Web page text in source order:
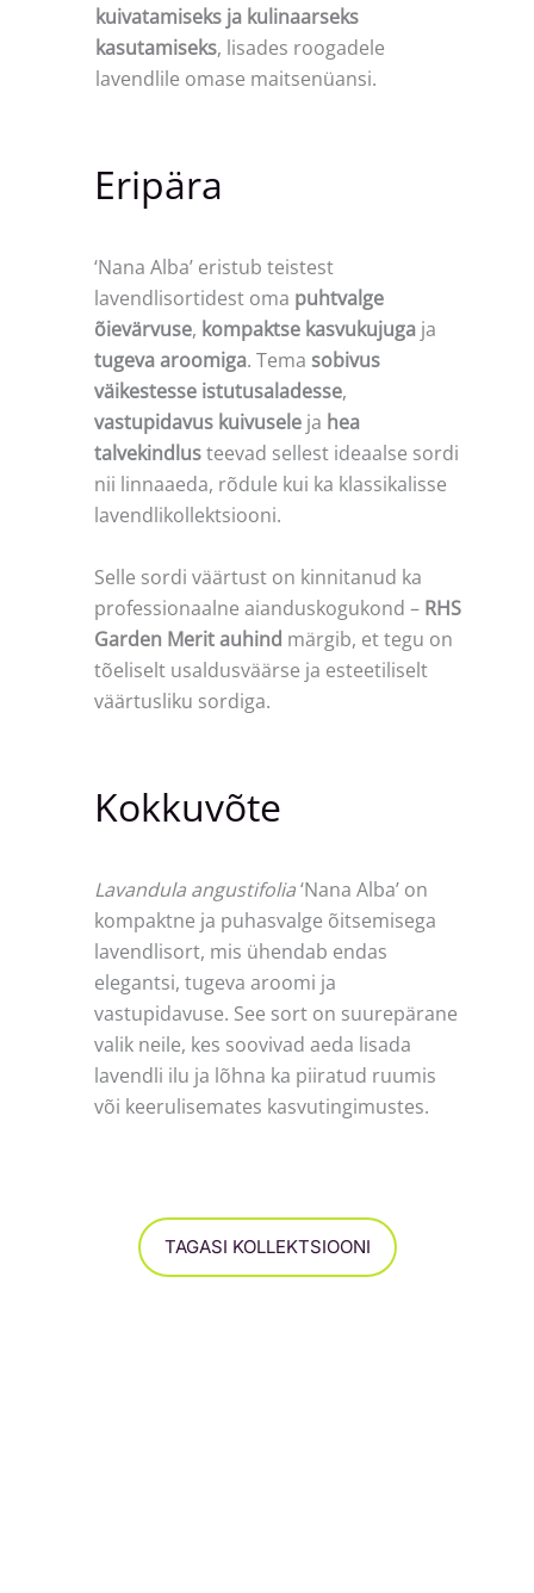
kuivatamiseks ja kulinaarseks
kasutamiseks, lisades roogadele
lavendlile omase maitsenüansi.
Eripära
‘Nana Alba’ eristub teistest
lavendlisortidest oma puhtvalge
õievärvuse, kompaktse kasvukujuga ja
tugeva aroomiga. Tema sobivus
väikestesse istutusaladesse,
vastupidavus kuivusele ja hea
talvekindlusteevad sellest ideaalse sordi
nii linnaaeda, rõdule kui ka klassikalisse
lavendlikollektsiooni.
Selle sordi väärtust on kinnitanud ka
professionaalne aianduskogukond – RHS
Garden Merit auhind märgib, et tegu on
tõeliselt usaldusväärse ja esteetiliselt
väärtusliku sordiga.
Kokkuvõte
Lavandula angustifolia‘Nana Alba’ on
kompaktne ja puhasvalge õitsemisega
lavendlisort, mis ühendab endas
elegantsi, tugeva aroomi ja
vastupidavuse. See sort on suurepärane
valik neile, kes soovivad aeda lisada
lavendli ilu ja lõhna ka piiratud ruumis
või keerulisemates kasvutingimustes.
TAGASI KOLLEKTSIOONI